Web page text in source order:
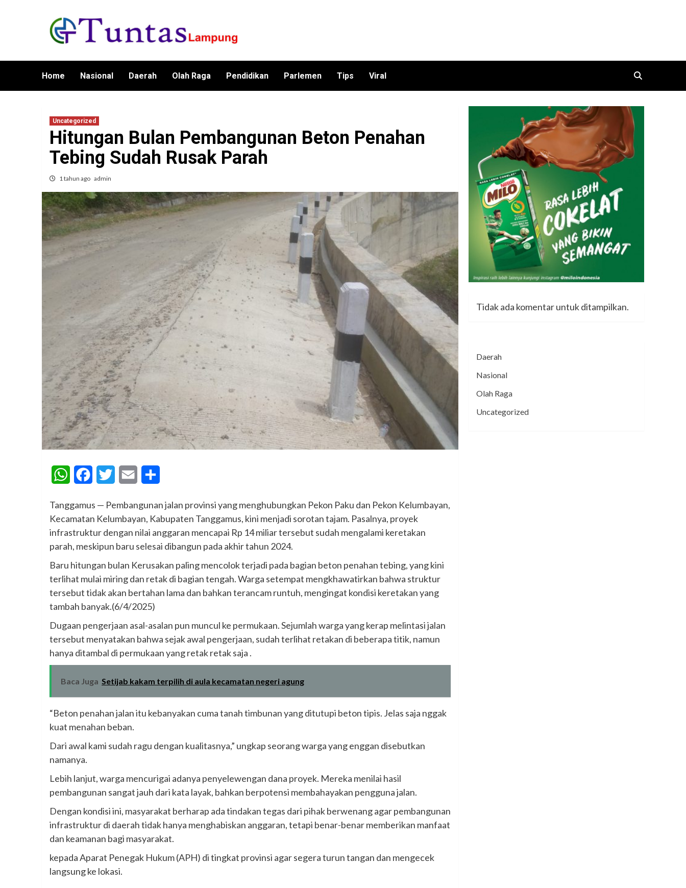
Home Nasional Daerah Olah Raga Pendidikan Parlemen Tips Viral
Uncategorized
Hitungan Bulan Pembangunan Beton Penahan
Tebing Sudah Rusak Parah
1 tahun ago admin
WhatsAppFacebookTwitter Email
Tanggamus — Pembangunan jalan provinsi yang menghubungkan Pekon Paku dan Pekon Kelumbayan,
Kecamatan Kelumbayan, Kabupaten Tanggamus, kini menjadi sorotan tajam. Pasalnya, proyek
infrastruktur dengan nilai anggaran mencapai Rp 14 miliar tersebut sudah mengalami keretakan
parah, meskipun baru selesai dibangun pada akhir tahun 2024.
Baru hitungan bulan Kerusakan paling mencolok terjadi pada bagian beton penahan tebing, yang kini
terlihat mulai miring dan retak di bagian tengah. Warga setempat mengkhawatirkan bahwa struktur
tersebut tidak akan bertahan lama dan bahkan terancam runtuh, mengingat kondisi keretakan yang
tambah banyak.(6/4/2025)
Dugaan pengerjaan asal-asalan pun muncul ke permukaan. Sejumlah warga yang kerap melintasi jalan
tersebut menyatakan bahwa sejak awal pengerjaan, sudah terlihat retakan di beberapa titik, namun
hanya ditambal di permukaan yang retak retak saja .
Baca Juga Setijab kakam terpilih di aula kecamatan negeri agung
“Beton penahan jalan itu kebanyakan cuma tanah timbunan yang ditutupi beton tipis. Jelas saja nggak
kuat menahan beban.
Dari awal kami sudah ragu dengan kualitasnya,” ungkap seorang warga yang enggan disebutkan
namanya.
Lebih lanjut, warga mencurigai adanya penyelewengan dana proyek. Mereka menilai hasil
pembangunan sangat jauh dari kata layak, bahkan berpotensi membahayakan pengguna jalan.
Dengan kondisi ini, masyarakat berharap ada tindakan tegas dari pihak berwenang agar pembangunan
infrastruktur di daerah tidak hanya menghabiskan anggaran, tetapi benar-benar memberikan manfaat
dan keamanan bagi masyarakat.
kepada Aparat Penegak Hukum (APH) di tingkat provinsi agar segera turun tangan dan mengecek
langsung ke lokasi.
Tidak ada komentar untuk ditampilkan.
Daerah
Nasional
Olah Raga
Uncategorized